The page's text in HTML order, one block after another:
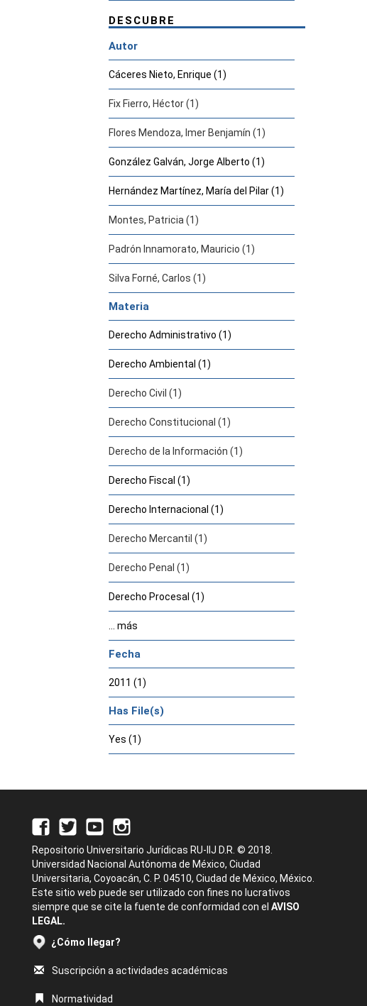
DESCUBRE
Autor
Cáceres Nieto, Enrique (1)
Fix Fierro, Héctor (1)
Flores Mendoza, Imer Benjamín (1)
González Galván, Jorge Alberto (1)
Hernández Martínez, María del Pilar (1)
Montes, Patricia (1)
Padrón Innamorato, Mauricio (1)
Silva Forné, Carlos (1)
Materia
Derecho Administrativo (1)
Derecho Ambiental (1)
Derecho Civil (1)
Derecho Constitucional (1)
Derecho de la Información (1)
Derecho Fiscal (1)
Derecho Internacional (1)
Derecho Mercantil (1)
Derecho Penal (1)
Derecho Procesal (1)
... más
Fecha
2011 (1)
Has File(s)
Yes (1)
Repositorio Universitario Jurídicas RU-IIJ D.R. © 2018.
Universidad Nacional Autónoma de México, Ciudad
Universitaria, Coyoacán, C. P. 04510, Ciudad de México, México.
Este sitio web puede ser utilizado con fines no lucrativos
siempre que se cite la fuente de conformidad con el AVISO
LEGAL.
¿Cómo llegar?
Suscripción a actividades académicas
Normatividad